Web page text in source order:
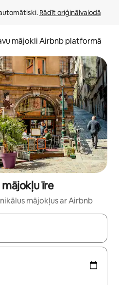
Rādīt oriģinālvalodā
mājokli Airbnb platformā
īre
mājokļus ar Airbnb
izmantojiet bultiņu uz augšu un